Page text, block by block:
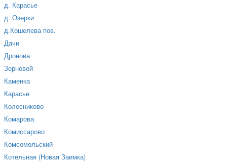
д. Карасье
д. Озерки
д.Кошелева пов.
Дачи
Дронова
Зерновой
Каменка
Карасье
Колесниково
Комарова
Комиссарово
Комсомольский
Котельная (Новая Заимка)